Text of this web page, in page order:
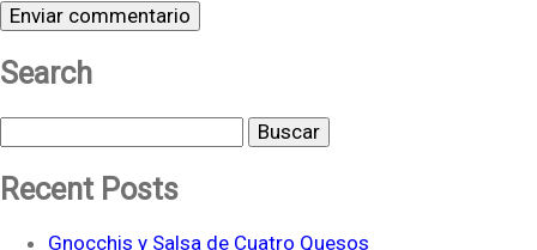
Search
Buscar
Recent Posts
Gnocchis y Salsa de Cuatro Quesos